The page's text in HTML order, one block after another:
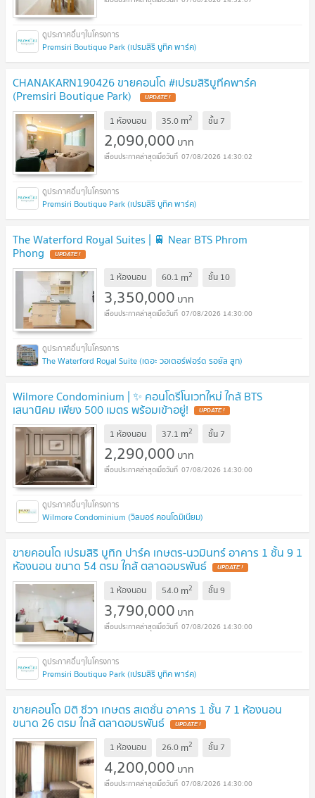
Premsiri Boutique Park (เปรมสิริ บูทิค พาร์ค)
CHANAKARN190426 ขายคอนโด #เปรมสิริบูทีคพาร์ค
(Premsiri Boutique Park) UPDATE !
1 ห้องนอน 35.0 m2 ชั้น 7
2,090,000 บาท
07/08/2026 14:30:02
Premsiri Boutique Park (เปรมสิริ บูทิค พาร์ค)
The Waterford Royal Suites | 🚆 Near BTS Phrom
Phong UPDATE !
1 ห้องนอน 60.1 m2 ชั้น 10
3,350,000 บาท
07/08/2026 14:30:00
The Waterford Royal Suite (เดอะ วอเตอร์ฟอร์ด รอยัล สูท)
Wilmore Condominium | ✨ คอนโดรีโนเวทใหม่ ใกล้ BTS
เสนานิคม เพียง 500 เมตร พร้อมเข้าอยู่! UPDATE !
1 ห้องนอน 37.1 m2 ชั้น 7
2,290,000 บาท
07/08/2026 14:30:00
Wilmore Condominium (วิลมอร์ คอนโดมิเนียม)
ขายคอนโด เปรมสิริ บูทิก ปาร์ค เกษตร-นวมินทร์ อาคาร 1 ชั้น 9 1
ห้องนอน ขนาด 54 ตรม ใกล้ ตลาดอมรพันธ์ UPDATE !
1 ห้องนอน 54.0 m2 ชั้น9
3,790,000 บาท
07/08/2026 14:30:00
Premsiri Boutique Park (เปรมสิริ บูทิค พาร์ค)
ขายคอนโด มิติ ชีวา เกษตร สเตชั่น อาคาร 1 ชั้น 7 1 ห้องนอน
ขนาด 26 ตรม ใกล้ ตลาดอมรพันธ์ UPDATE !
1 ห้องนอน 26.0 m2 ชั้น 7
4,200,000 บาท
07/08/2026 14:30:00